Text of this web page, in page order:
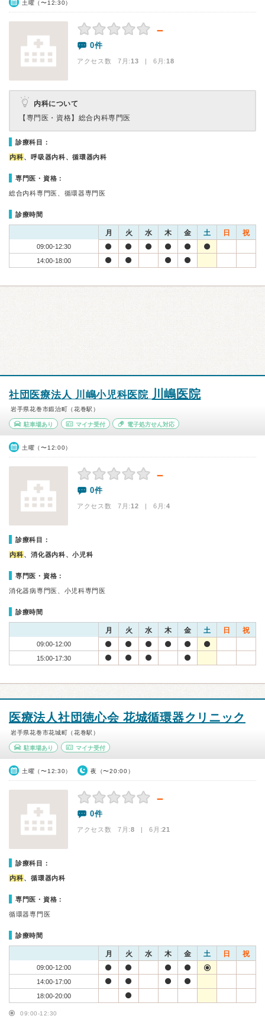
土曜（〜12:30）
－
0件
アクセス数 7月:13 | 6月:18
内科について
【専門医・資格】 総合内科専門医
診療科目：
内科、呼吸器内科、循環器内科
専門医・資格：
総合内科専門医、循環器専門医
診療時間
月 火 水 木 金 土 日 祝
09:00-12:30
14:00-18:00
社団医療法人 川嶋小児科医院 川嶋医院
岩手県花巻市鍛治町（花巻駅）
駐車場あり マイナ受付 電子処方せん対応
土曜（〜12:00）
－
0件
アクセス数 7月:12 | 6月:4
診療科目：
内科、消化器内科、小児科
専門医・資格：
消化器病専門医、小児科専門医
診療時間
月 火 水 木 金 土 日 祝
09:00-12:00
15:00-17:30
医療法人社団徳心会 花城循環器クリニック
岩手県花巻市花城町（花巻駅）
駐車場あり マイナ受付
土曜（〜12:30） 夜（〜20:00）
－
0件
アクセス数 7月:8 | 6月:21
診療科目：
内科、循環器内科
専門医・資格：
循環器専門医
診療時間
月 火 水 木 金 土 日 祝
09:00-12:00
14:00-17:00
18:00-20:00
09:00-12:30